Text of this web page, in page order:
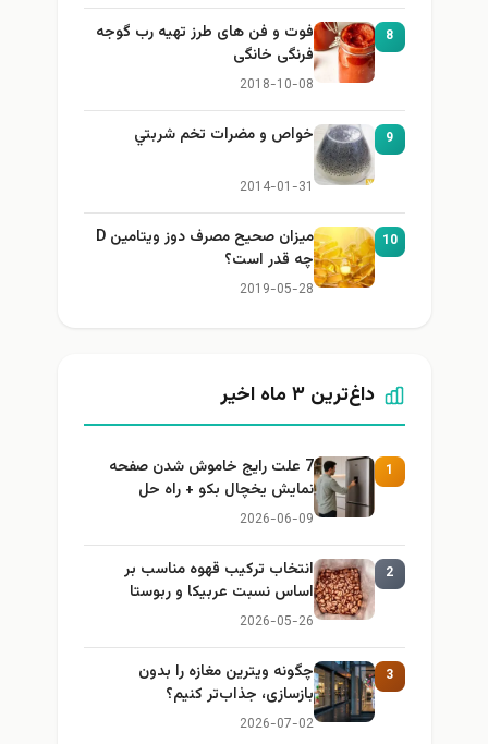
8
فوت و فن های طرز تهیه رب گوجه
فرنگی خانگی
2018-10-08
9 خواص و مضرات تخم شربتي
2014-01-31
10
میزان صحیح مصرف دوز ویتامین D
چه قدر است؟
2019-05-28
داغ‌ترین ۳ ماه اخیر
1
7 علت رایج خاموش شدن صفحه
نمایش یخچال بکو + راه حل
2026-06-09
2
انتخاب ترکیب قهوه مناسب بر
اساس نسبت عربیکا و ربوستا
2026-05-26
3
چگونه ویترین مغازه را بدون
بازسازی، جذاب‌تر کنیم؟
2026-07-02